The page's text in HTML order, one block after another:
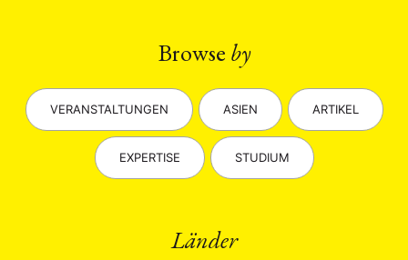
Browse by
VERANSTALTUNGEN ASIEN ARTIKEL
EXPERTISE STUDIUM
Länder